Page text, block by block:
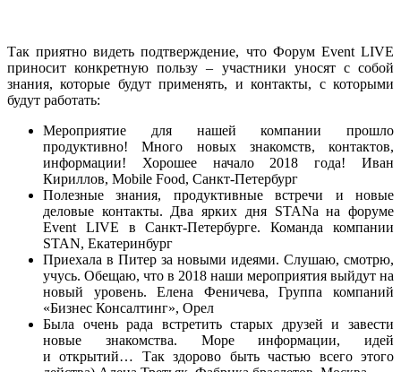
Так приятно видеть подтверждение, что Форум Event LIVE
приносит конкретную пользу – участники уносят с собой
знания, которые будут применять, и контакты, с которыми
будут работать:
Мероприятие для нашей компании прошло
продуктивно! Много новых знакомств, контактов,
информации! Хорошее начало 2018 года! Иван
Кириллов, Mobile Food, Санкт-Петербург
Полезные знания, продуктивные встречи и новые
деловые контакты. Два ярких дня STANа на форуме
Event LIVE в Санкт-Петербурге. Команда компании
STAN, Екатеринбург
Приехала в Питер за новыми идеями. Слушаю, смотрю,
учусь. Обещаю, что в 2018 наши мероприятия выйдут на
новый уровень. Елена Феничева, Группа компаний
«Бизнес Консалтинг», Орел
Была очень рада встретить старых друзей и завести
новые знакомства. Море информации, идей
и открытий… Так здорово быть частью всего этого